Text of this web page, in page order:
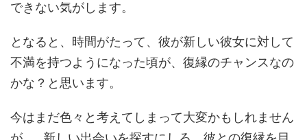
できない気がします。
となると、時間がたって、彼が新しい彼女に対して
不満を持つようになった頃が、復縁のチャンスなの
かな？と思います。
今はまだ色々と考えてしまって大変かもしれません